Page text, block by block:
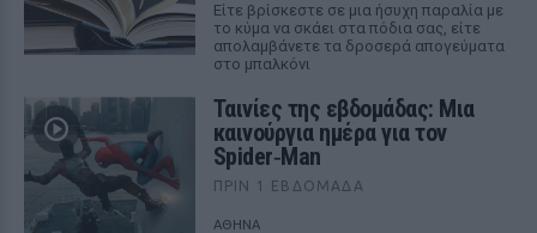
Είτε βρίσκεστε σε μια ήσυχη παραλία με
το κύμα να σκάει στα πόδια σας, είτε
απολαμβάνετε τα δροσερά απογεύματα
στο μπαλκόνι
Ταινίες της εβδομάδας: Μια
καινούργια ημέρα για τον
Spider‑Man
ΠΡΙΝ 1 ΕΒΔΟΜΆΔΑ
ΑΘΗΝΑ